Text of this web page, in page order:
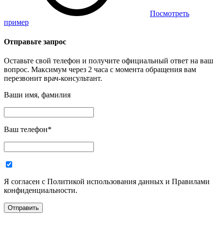
Посмотреть
пример
Отправьте запрос
Оставьте свой телефон и получите официальный ответ на ваш
вопрос. Максимум через 2 часа с момента обращения вам
перезвонит врач-консультант.
Ваши имя, фамилия
Ваш телефон*
Я согласен с Политикой использования данных и Правилами
конфиденциальности.